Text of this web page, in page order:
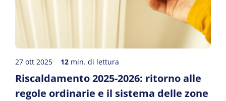
27 ott 2025 12 min. di lettura
Riscaldamento 2025-2026: ritorno alle
regole ordinarie e il sistema delle zone